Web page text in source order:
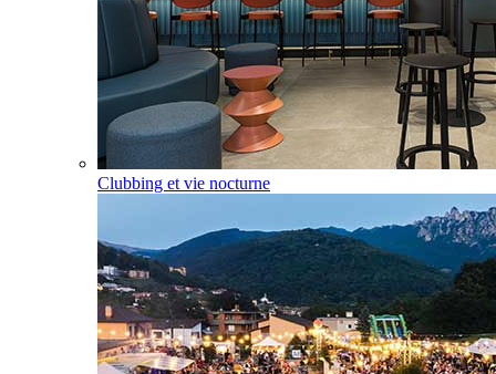
Clubbing et vie nocturne